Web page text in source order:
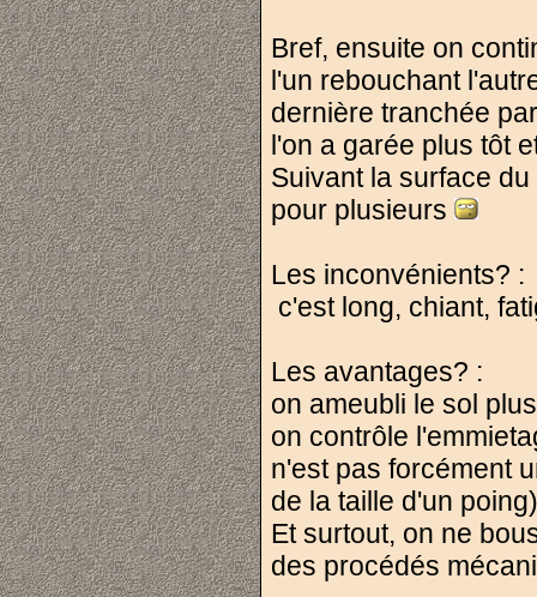
Bref, ensuite on
l'un rebouchant
dernière tranchée
l'on a garée plus tôt
Suivant la surface
pour plusieurs
Les inconvénients? :
c'est long, chiant,
Les avantages? :
on ameubli le sol
on contrôle
n'est pas forcément
de la taille d'un poing)
Et surtout, on ne
des procédés